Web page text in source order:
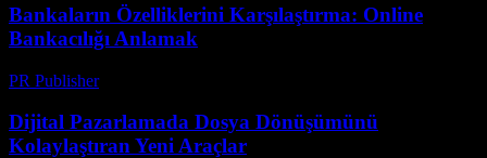
Bankaların Özelliklerini Karşılaştırma: Online
Bankacılığı Anlamak
PR Publisher-
Dijital Pazarlamada Dosya Dönüşümünü
Kolaylaştıran Yeni Araçlar